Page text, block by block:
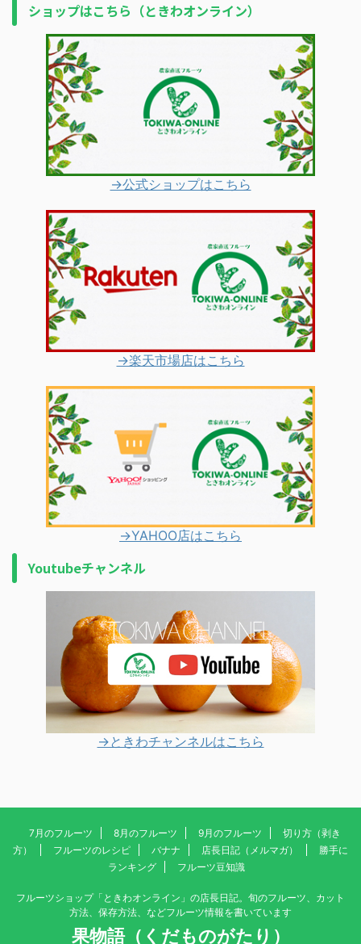
ショップはこちら（ときわオンライン）
→公式ショップはこちら
→楽天市場店はこちら
→YAHOO店はこちら
Youtubeチャンネル
→ときわチャンネルはこちら
7月のフルーツ 8月のフルーツ 9月のフルーツ
切り方（剥き
方）
フルーツのレシピ バナナ 店長日記（メルマガ）
勝手に
ランキング
フルーツ豆知識
フルーツショップ「ときわオンライン」の店長日記。旬のフルーツ、カット
方法、保存方法、などフルーツ情報を書いています
果物語（くだものがたり）